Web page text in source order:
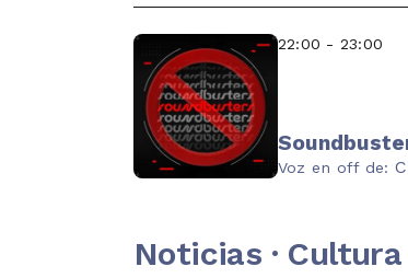
22:00 - 23:00
Voz en off de:
Noticias ·